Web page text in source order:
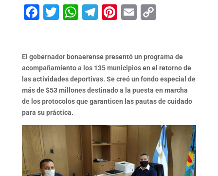
Facebook
Twitter
WhatsApp
Telegram
Pinterest
EmailCopy
El gobernador bonaerense presentó un programa de
acompañamiento a los 135 municipios en el retorno de
las actividades deportivas. Se creó un fondo especial de
más de $53 millones destinado a la puesta en marcha
de los protocolos que garanticen las pautas de cuidado
para su práctica.